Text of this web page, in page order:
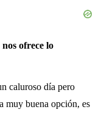
ofrece lo
caluroso día pero
muy buena opción, es